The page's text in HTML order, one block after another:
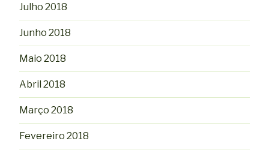
Julho 2018
Junho 2018
Maio 2018
Abril 2018
Março 2018
Fevereiro 2018